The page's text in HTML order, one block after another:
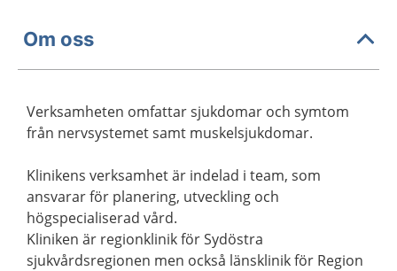
Om oss
Verksamheten omfattar sjukdomar och symtom
från nervsystemet samt muskelsjukdomar.
Klinikens verksamhet är indelad i team, som
ansvarar för planering, utveckling och
högspecialiserad vård.
Kliniken är regionklinik för Sydöstra
sjukvårdsregionen men också länsklinik för Region